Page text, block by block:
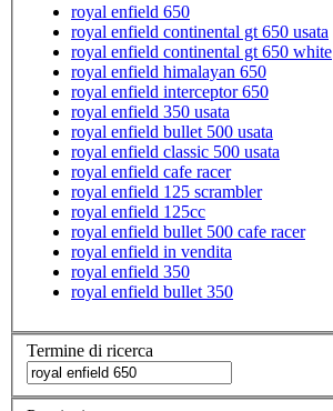
royal enfield 650
royal enfield continental gt 650 usata
royal enfield continental gt 650 white
royal enfield himalayan 650
royal enfield interceptor 650
royal enfield 350 usata
royal enfield bullet 500 usata
royal enfield classic 500 usata
royal enfield cafe racer
royal enfield 125 scrambler
royal enfield 125cc
royal enfield bullet 500 cafe racer
royal enfield in vendita
royal enfield 350
royal enfield bullet 350
Termine di ricerca